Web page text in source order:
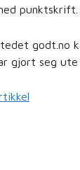
godt.no
gjort seg ute